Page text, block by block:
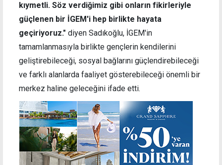
kıymetli. Söz verdiğimiz gibi onların fikirleriyle
güçlenen bir İGEM'i hep birlikte hayata
geçiriyoruz." diyen Sadıkoğlu, İGEM'in
tamamlanmasıyla birlikte gençlerin kendilerini
geliştirebileceği, sosyal bağlarını güçlendirebileceği
ve farklı alanlarda faaliyet gösterebileceği önemli bir
merkez haline geleceğini ifade etti.